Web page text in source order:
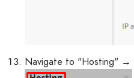
Navigate to "Hosting" →